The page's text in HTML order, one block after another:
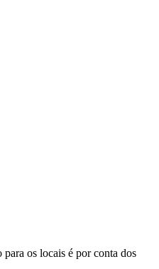
os locais é por conta dos